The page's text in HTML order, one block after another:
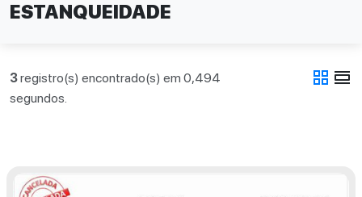
ESTANQUEIDADE
3registro(s) encontrado(s) em 0,494
segundos.
grid_view view_day